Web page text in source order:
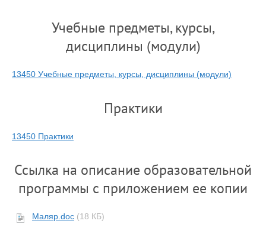
Учебные предметы, курсы,
дисциплины (модули)
13450 Учебные предметы, курсы, дисциплины (модули)
Практики
13450 Практики
Ссылка на описание образовательной
программы с приложением ее копии
Маляр.doc (18 КБ)